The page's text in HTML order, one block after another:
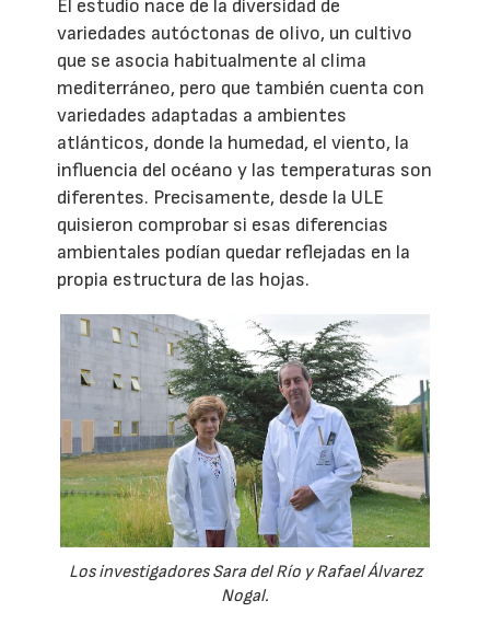
El estudio nace de la diversidad de
variedades autóctonas de olivo, un cultivo
que se asocia habitualmente al clima
mediterráneo, pero que también cuenta con
variedades adaptadas a ambientes
atlánticos, donde la humedad, el viento, la
influencia del océano y las temperaturas son
diferentes. Precisamente, desde la ULE
quisieron comprobar si esas diferencias
ambientales podían quedar reflejadas en la
propia estructura de las hojas.
Los investigadores Sara del Río y Rafael Álvarez
Nogal.